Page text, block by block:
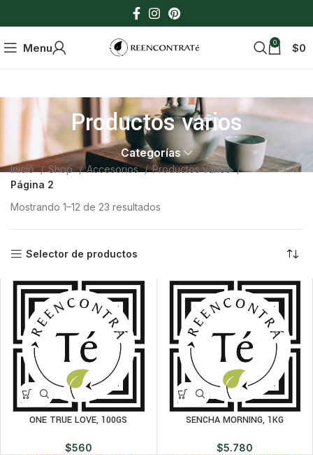
Menu 0 $0
Productos varios
Categorías
Inicio Shop Accesorios
Productos varios
Página 2
Mostrando 1–12 de 23 resultados
Selector de productos
ONE TRUE LOVE, 100GS
$560
SENCHA MORNING, 1KG
$5.780